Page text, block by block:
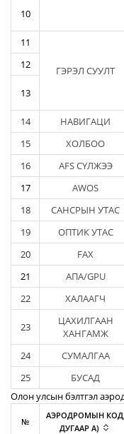
10
11
ГЭРЭЛ СУУЛТ
12
13
14
НАВИГАЦИ
15
ХОЛБОО
16
AFS СҮЛЖЭЭ
17
AWOS
18
САНСРЫН УТАС
19
ОПТИК УТАС
20
FAX
21
АПА/GPU
22
ХАЛААГЧ
23
ЦАХИЛГААН
ХАНГАМЖ
24 СУМАЛГАА
25
БУСАД
Олон улсын бэлтгэл
№
АЭРОДРОМЫН
ДУГААР A)